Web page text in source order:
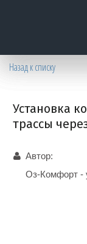
Назад к списку
Установка
трассы
Автор:
Оз-Комфорт -